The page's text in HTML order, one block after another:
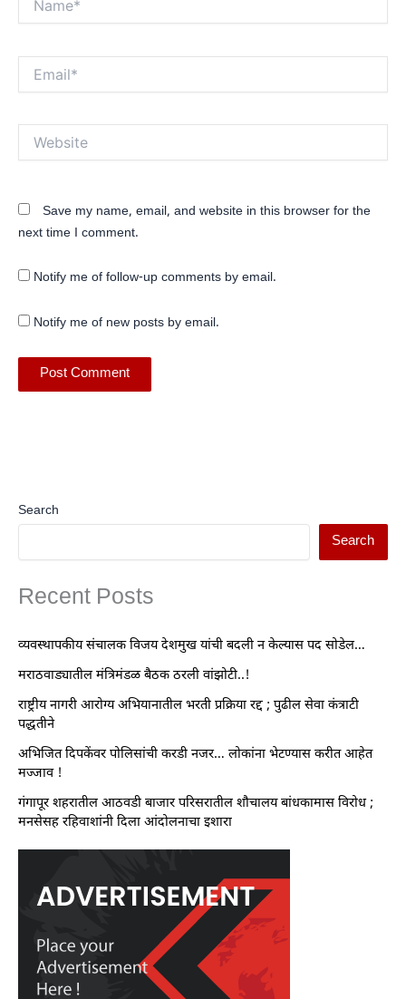
Save my name, email, and website in this browser for the
next time I comment.
Notify me of follow-up comments by email.
Notify me of new posts by email.
Search
Search
Recent Posts
व्यवस्थापकीय संचालक विजय देशमुख यांची बदली न केल्यास पद सोडेल…
मराठवाड्यातील मंत्रिमंडळ बैठक ठरली वांझोटी..!
राष्ट्रीय नागरी आरोग्य अभियानातील भरती प्रक्रिया रद्द ; पुढील सेवा कंत्राटी
पद्धतीने
अभिजित दिपकेंवर पोलिसांची करडी नजर… लोकांना भेटण्यास करीत आहेत
मज्जाव !
गंगापूर शहरातील आठवडी बाजार परिसरातील शौचालय बांधकामास विरोध ;
मनसेसह रहिवाशांनी दिला आंदोलनाचा इशारा